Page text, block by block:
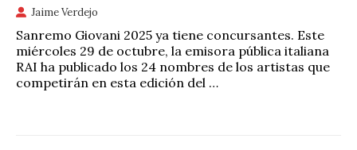
Jaime Verdejo
Sanremo Giovani 2025 ya tiene concursantes. Este
miércoles 29 de octubre, la emisora pública italiana
RAI ha publicado los 24 nombres de los artistas que
competirán en esta edición del …